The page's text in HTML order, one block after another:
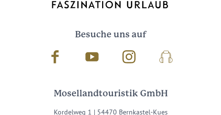
Besuche uns auf
Facebook Youtube InstagramPodcast
Mosellandtouristik GmbH
Kordelweg 1 | 54470 Bernkastel-Kues